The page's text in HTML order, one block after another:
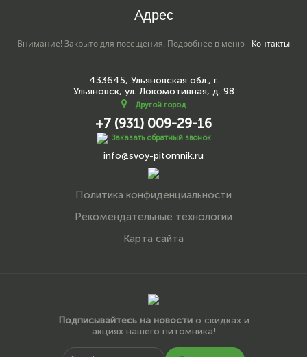
Адрес
Внимание! Закрыто для посещения. Подробнее в меню - Контакты
433645, Ульяновская обл., г.
Ульяновск, ул. Локомотивная, д. 98
Другой город
+7 (931) 009-29-16
Заказать обратный звонок
info@svoy-pitomnik.ru
Политика конфиденциальности
Рекомендательные технологии
Карта сайта
Подписывайтесь на новостио скидках и
акциях нашего питомника!